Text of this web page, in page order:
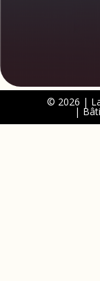
© 2026 |
|